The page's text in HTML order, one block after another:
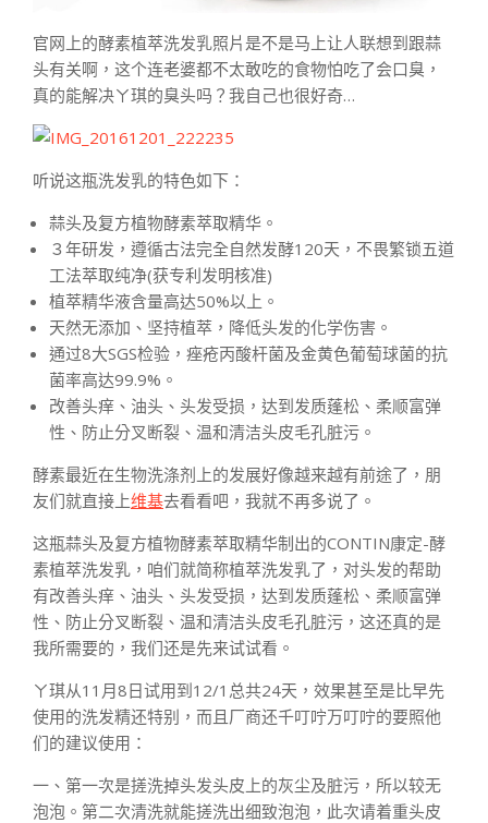
官网上的酵素植萃洗发乳照片是不是马上让人联想到跟蒜
头有关啊，这个连老婆都不太敢吃的食物怕吃了会口臭，
真的能解决ㄚ琪的臭头吗？我自己也很好奇…
听说这瓶洗发乳的特色如下：
蒜头及复方植物酵素萃取精华。
３年研发，遵循古法完全自然发酵120天，不畏繁锁五道
工法萃取纯净(获专利发明核准)
植萃精华液含量高达50%以上。
天然无添加、坚持植萃，降低头发的化学伤害。
通过8大SGS检验，痤疮丙酸杆菌及金黄色葡萄球菌的抗
菌率高达99.9%。
改善头痒、油头、头发受损，达到发质蓬松、柔顺富弹
性、防止分叉断裂、温和清洁头皮毛孔脏污。
酵素最近在生物洗涤剂上的发展好像越来越有前途了，朋
友们就直接上维基去看看吧，我就不再多说了。
这瓶蒜头及复方植物酵素萃取精华制出的CONTIN康定-酵
素植萃洗发乳，咱们就简称植萃洗发乳了，对头发的帮助
有改善头痒、油头、头发受损，达到发质蓬松、柔顺富弹
性、防止分叉断裂、温和清洁头皮毛孔脏污，这还真的是
我所需要的，我们还是先来试试看。
ㄚ琪从11月8日试用到12/1总共24天，效果甚至是比早先
使用的洗发精还特别，而且厂商还千叮咛万叮咛的要照他
们的建议使用：
一、第一次是搓洗掉头发头皮上的灰尘及脏污，所以较无
泡泡。第二次清洗就能搓洗出细致泡泡，此次请着重头皮